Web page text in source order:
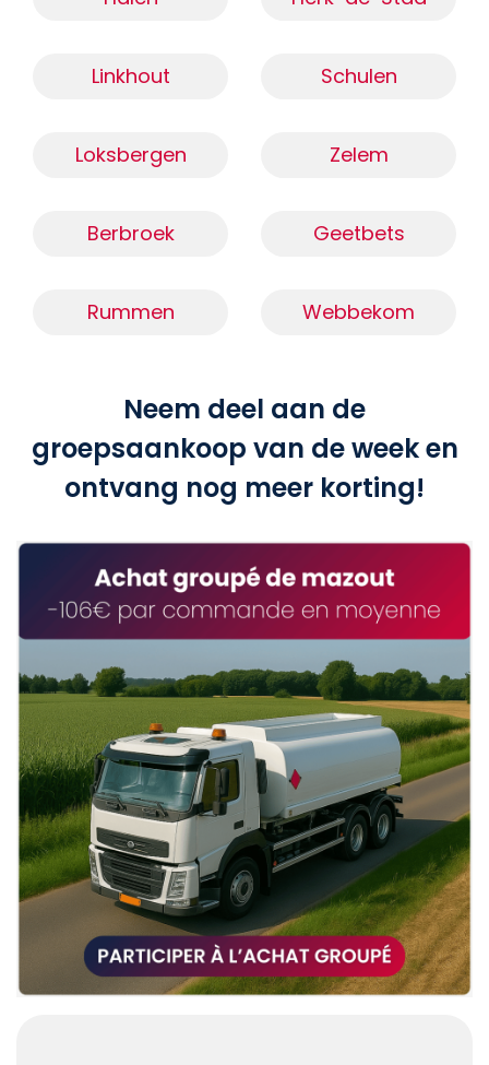
Linkhout Schulen
Loksbergen Zelem
Berbroek Geetbets
Rummen Webbekom
Neem deel aan de
groepsaankoop van de week en
ontvang nog meer korting!